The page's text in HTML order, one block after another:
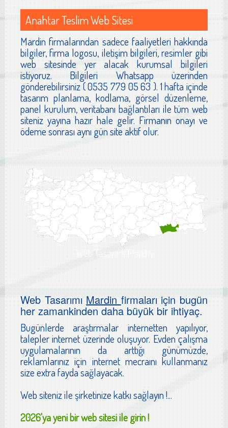
Anahtar Teslim Web Sitesi
Mardin firmalarından sadece faaliyetleri hakkında
bilgiler, firma logosu, iletişim bilgileri, resimler gibi
web sitesinde yer alacak kurumsal bilgileri
istiyoruz. Bilgileri Whatsapp üzerinden
gönderebilirsiniz ( 0535 779 05 63 ). 1 hafta içinde
tasarım planlama, kodlama, görsel düzenleme,
panel kurulum, veritabanı bağlantıları ile tüm web
siteniz yayına hazır hale gelir. Firmanın onayı ve
ödeme sonrası aynı gün site aktif olur.
Web Tasarımı Mardin
Web TasarımıMardinfirmaları için bugün
her zamankinden daha büyük bir ihtiyaç.
Bugünlerde araştırmalar internetten yapılıyor,
talepler internet üzerinde oluşuyor. Evden çalışma
uygulamalarının da arttığı günümüzde,
reklamlarınız için internet mecraını kullanmanız
size extra fayda sağlayacak.
Web siteniz ile şirketinize katkı sağlayın !...
2026'ya yeni bir web sitesi ile girin !